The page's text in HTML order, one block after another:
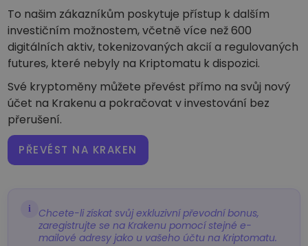
To našim zákazníkům poskytuje přístup k dalším
investičním možnostem, včetně více než 600
digitálních aktiv, tokenizovaných akcií a regulovaných
futures, které nebyly na Kriptomatu k dispozici.
Své kryptoměny můžete převést přímo na svůj nový
účet na Krakenu a pokračovat v investování bez
přerušení.
PŘEVÉST NA KRAKEN
i
Chcete-li získat svůj exkluzivní převodní bonus,
zaregistrujte se na Krakenu pomocí stejné e-
mailové adresy jako u vašeho účtu na Kriptomatu.